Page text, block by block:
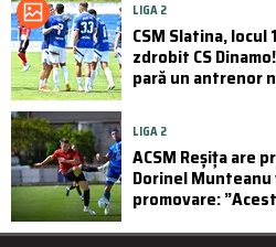
LIGA 2
CSM Slatina, locul
zdrobit CS
pară un antrenor
LIGA 2
ACSM Reșița are
Dorinel
promovare: